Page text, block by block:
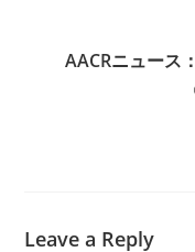
AACRニュース
Leave a Reply